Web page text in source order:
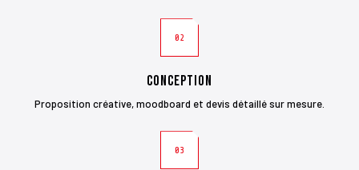
02
Conception
Proposition créative, moodboard et devis détaillé sur mesure.
03